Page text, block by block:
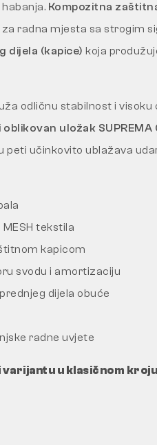
Kompozitna
radna mjesta sa strogim
dijela (kapice) koja
odličnu stabilnost i visoku
uložak SUPREMA
peti učinkovito ublažava
tekstila
kapicom
svodu i amortizaciju
dijela obuće
radne uvjete
u klasičnom